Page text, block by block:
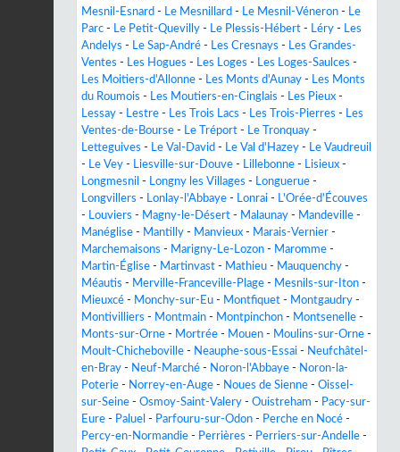
Mesnil-Esnard - Le Mesnillard - Le Mesnil-Véneron - Le
Parc - Le Petit-Quevilly - Le Plessis-Hébert - Léry - Les
Andelys - Le Sap-André - Les Cresnays - Les Grandes-
Ventes - Les Hogues - Les Loges - Les Loges-Saulces -
Les Moitiers-d'Allonne - Les Monts d'Aunay - Les Monts
du Roumois - Les Moutiers-en-Cinglais - Les Pieux -
Lessay - Lestre - Les Trois Lacs - Les Trois-Pierres - Les
Ventes-de-Bourse - Le Tréport - Le Tronquay -
Letteguives - Le Val-David - Le Val d'Hazey - Le Vaudreuil
- Le Vey - Liesville-sur-Douve - Lillebonne - Lisieux -
Longmesnil - Longny les Villages - Longuerue -
Longvillers - Lonlay-l'Abbaye - Lonrai - L'Orée-d'Écouves
- Louviers - Magny-le-Désert - Malaunay - Mandeville -
Manéglise - Mantilly - Manvieux - Marais-Vernier -
Marchemaisons - Marigny-Le-Lozon - Maromme -
Martin-Église - Martinvast - Mathieu - Mauquenchy -
Méautis - Merville-Franceville-Plage - Mesnils-sur-Iton -
Mieuxcé - Monchy-sur-Eu - Montfiquet - Montgaudry -
Montivilliers - Montmain - Montpinchon - Montsenelle -
Monts-sur-Orne - Mortrée - Mouen - Moulins-sur-Orne -
Moult-Chicheboville - Neauphe-sous-Essai - Neufchâtel-
en-Bray - Neuf-Marché - Noron-l'Abbaye - Noron-la-
Poterie - Norrey-en-Auge - Noues de Sienne - Oissel-
sur-Seine - Osmoy-Saint-Valery - Ouistreham - Pacy-sur-
Eure - Paluel - Parfouru-sur-Odon - Perche en Nocé -
Percy-en-Normandie - Perrières - Perriers-sur-Andelle -